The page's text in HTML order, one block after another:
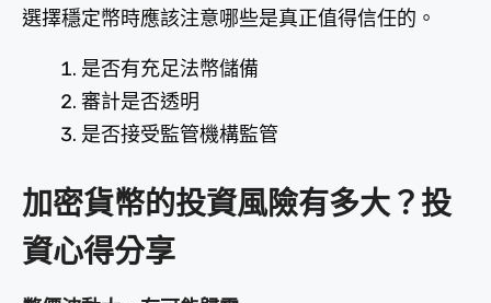
選擇穩定幣時應該注意哪些是真正值得信任的。
是否有充足法幣儲備
審計是否透明
是否接受監管機構監管
加密貨幣的投資風險有多大？投
資心得分享